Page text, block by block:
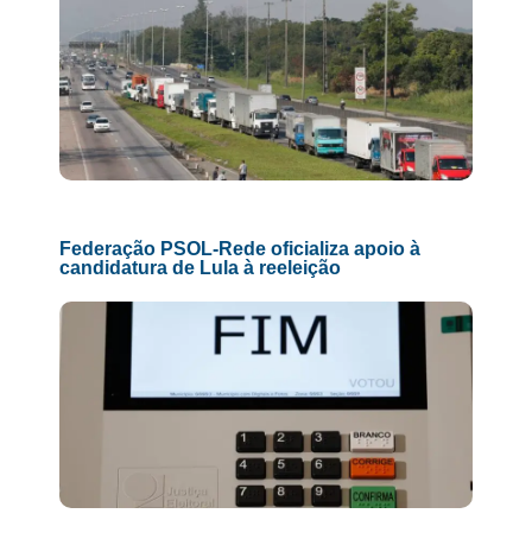
Federação PSOL-Rede oficializa apoio à
candidatura de Lula à reeleição